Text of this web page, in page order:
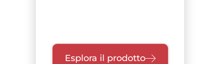
Esplora il prodotto